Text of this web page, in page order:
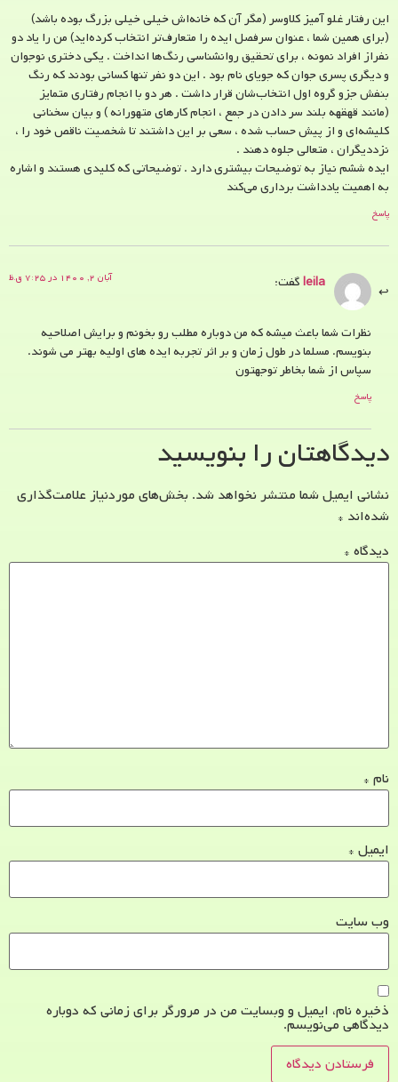
این رفتار غلو آمیز کلاوسر (مگر آن که خانه‌اش خیلی خیلی بزرگ بوده باشد)
(برای همین شما ، عنوان سرفصل ایده را متعارف‌تر انتخاب کرده‌اید) من را یاد دو
نفراز افراد نمونه ، برای تحقیق روانشناسی رنگ‌ها انداخت . یکی دختری نوجوان
و دیگری پسری جوان که جویای نام بود . این دو نفر تنها کسانی بودند که رنگ
بنفش جزو گروه اول انتخاب‌شان قرار داشت . هر دو با انجام رفتاری متمایز
(مانند قهقهه بلند سر دادن در جمع ، انجام کارهای متهورانه ) و بیان سخنانی
کلیشه‌ای و از پیش حساب شده ، سعی بر این داشتند تا شخصیت ناقص خود را ،
نزددیگران ، متعالی جلوه دهند .
ایده ششم نیاز به توضیحات بیشتری دارد . توضیحاتی که کلیدی هستند و اشاره
به اهمیت یادداشت برداری می‌کند
پاسخ
leilaگفت: آبان ۲, ۱۴۰۰ در ۷:۲۵ ق.ظ
نظرات شما باعث میشه که من دوباره مطلب رو بخونم و برایش اصلاحیه
بنویسم. مسلما در طول زمان و بر اثر تجربه ایده های اولیه بهتر می شوند.
سپاس از شما بخاطر توجهتون
پاسخ
دیدگاهتان را بنویسید
نشانی ایمیل شما منتشر نخواهد شد. بخش‌های موردنیاز علامت‌گذاری
شده‌اند *
دیدگاه *
نام *
ایمیل *
وب‌ سایت
ذخیره نام، ایمیل و وبسایت من در مرورگر برای زمانی که دوباره
دیدگاهی می‌نویسم.